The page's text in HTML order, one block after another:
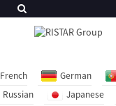
French German
Russian Japanese